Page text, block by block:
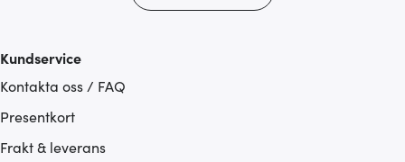
Kundservice
Kontakta oss / FAQ
Presentkort
Frakt & leverans